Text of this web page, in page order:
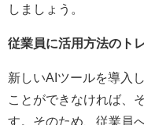
しましょう。
従業員に活用方法のト
新しいAIツールを導入
ことができなければ、
す。そのため、従業員